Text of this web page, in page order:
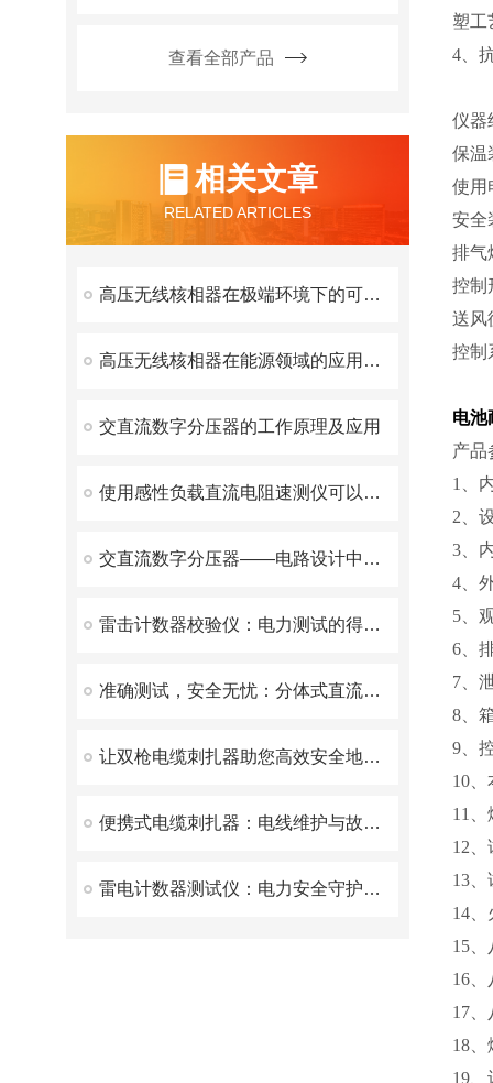
查看全部产品
相关文章
RELATED ARTICLES
高压无线核相器在极端环境下的可靠性和稳定性表现
高压无线核相器在能源领域的应用和价值
交直流数字分压器的工作原理及应用
使用感性负载直流电阻速测仪可以简化测试步骤
交直流数字分压器——电路设计中的重要工具
雷击计数器校验仪：电力测试的得力助手
准确测试，安全无忧：分体式直流高压发生器在电力检测中的应用
让双枪电缆刺扎器助您高效安全地施工
便携式电缆刺扎器：电线维护与故障修复的得力助手
雷电计数器测试仪：电力安全守护者的深度解析
塑工
4、
仪器
保温
使用
安全
排气
控制
送风
控制
电池
产品
1、
2、
3、
4、
5、
6、
7、
8、
9、
10、
11
12、
13
14、
15
16、
17
18
19、